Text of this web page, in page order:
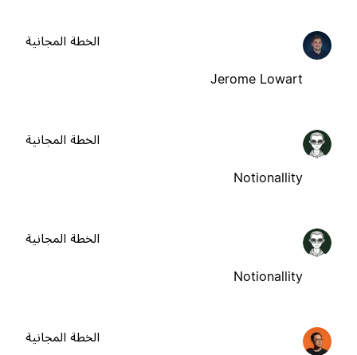
Jerome Lowart
الخطة المجانية
Notionallity
الخطة المجانية
Notionallity
الخطة المجانية
الخطة المجانية